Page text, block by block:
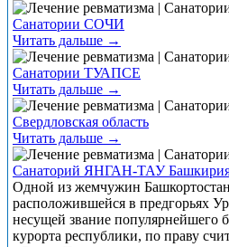
Санатории СОЧИ
Читать дальше →
Санатории ТУАПСЕ
Читать дальше →
Свердловская область
Читать дальше →
Санаторий ЯНГАН-ТАУ
Одной из жемчужин
расположившейся в предгорьях
несущей звание популярнейшего
курорта республики, по праву